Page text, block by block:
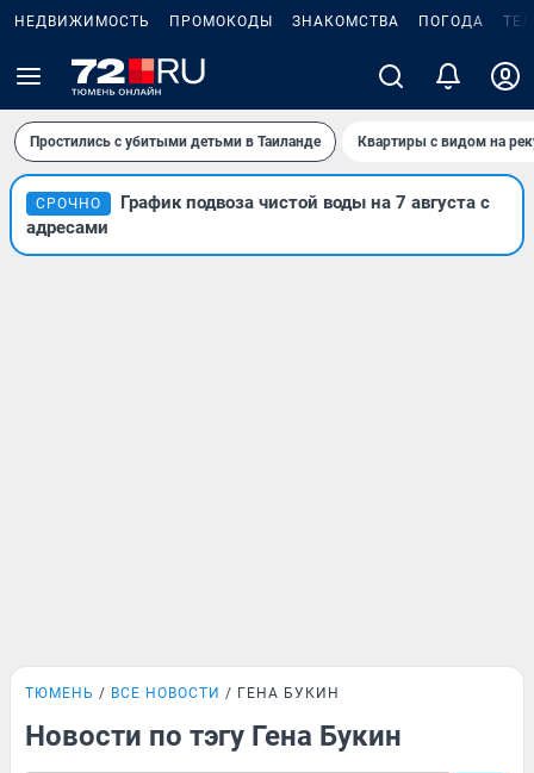
НЕДВИЖИМОСТЬ ПРОМОКОДЫ ЗНАКОМСТВА ПОГОДА
Простились с убитыми детьми в Таиланде Квартиры с видом на
СРОЧНО
График подвоза чистой воды на 7 августа с
адресами
ТЮМЕНЬ ВСЕ НОВОСТИ ГЕНА БУКИН
Новости по тэгу Гена Букин